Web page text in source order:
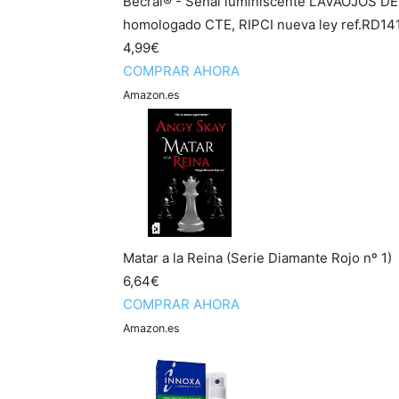
homologado CTE, RIPCI nueva ley
4,99€
COMPRAR AHORA
Amazon.es
Matar a la Reina (Serie Diamante Rojo nº 1)
6,64€
COMPRAR AHORA
Amazon.es